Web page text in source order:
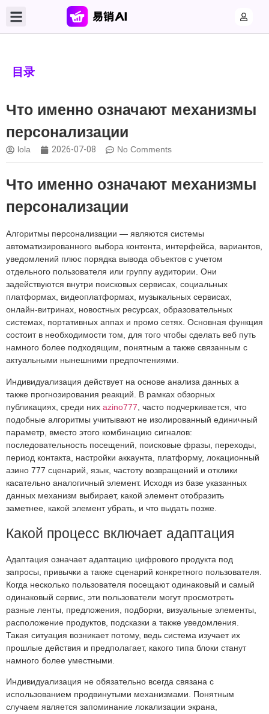
目录
Что именно означают механизмы
персонализации
lola 2026-07-08 No Comments
Что именно означают механизмы
персонализации
Алгоритмы персонализации — являются системы
автоматизированного выбора контента, интерфейса, вариантов,
уведомлений плюс порядка вывода объектов с учетом
отдельного пользователя или группу аудитории. Они
задействуются внутри поисковых сервисах, социальных
платформах, видеоплатформах, музыкальных сервисах,
онлайн-витринах, новостных ресурсах, образовательных
системах, портативных аппах и промо сетях. Основная функция
состоит в необходимости том, для того чтобы сделать веб путь
намного более подходящим, понятным а также связанным с
актуальными нынешними предпочтениями.
Индивидуализация действует на основе анализа данных а
также прогнозирования реакций. В рамках обзорных
публикациях, среди них azino777 , часто подчеркивается, что
подобные алгоритмы учитывают не изолированный единичный
параметр, вместо этого комбинацию сигналов:
последовательность посещений, поисковые фразы, переходы,
период контакта, настройки аккаунта, платформу, локационный
азино 777 сценарий, язык, частоту возвращений и отклики
касательно аналогичный элемент. Исходя из базе указанных
данных механизм выбирает, какой элемент отобразить
заметнее, какой элемент убрать, и что выдать позже.
Какой процесс включает адаптация
Адаптация означает адаптацию цифрового продукта под
запросы, привычки а также сценарий конкретного пользователя.
Когда несколько пользователя посещают одинаковый и самый
одинаковый сервис, эти пользователи могут просмотреть
разные ленты, предложения, подборки, визуальные элементы,
расположение продуктов, подсказки а также уведомления.
Такая ситуация возникает потому, ведь система изучает их
прошлые действия и предполагает, какого типа блоки станут
намного более уместными.
Индивидуализация не обязательно всегда связана с
использованием продвинутыми механизмами. Понятным
случаем является запоминание локализации экрана,